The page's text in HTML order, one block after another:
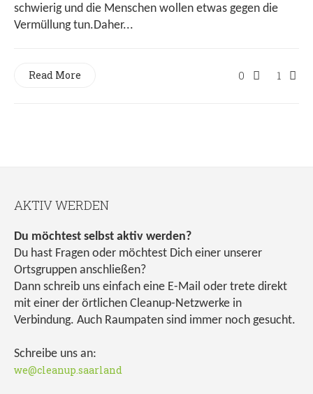
schwierig und die Menschen wollen etwas gegen die
Vermüllung tun.Daher...
0 1
Read More
AKTIV WERDEN
Du möchtest selbst aktiv werden?
Du hast Fragen oder möchtest Dich einer unserer
Ortsgruppen anschließen?
Dann schreib uns einfach eine E-Mail oder trete direkt
mit einer der örtlichen Cleanup-Netzwerke in
Verbindung. Auch Raumpaten sind immer noch gesucht.
Schreibe uns an:
we@cleanup.saarland